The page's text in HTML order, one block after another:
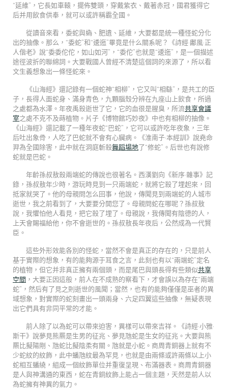
“延維”，它長如車轅，擺佈雙頭，穿戴紫衣、戴著赤冠，國君獲得它
后并用飲食供奉，就可以或許稱霸全國。
從讀音來看，委蛇與蟡、肥遺、延維，大要都是統一種怪蛇分化
出的抽像。那么，“委蛇”和“逶迤”畢竟是什么關系呢？《詩經·鄘風·正
人偕老》說“委委佗佗，如山如河”，“委佗”也就是“逶迤”，是一個描述
途徑波折的聯綿詞。大要戰國人曾經不清楚這個詞的來源了，所以看
文生義想象出一條怪蛇來。
《山海經》還記錄有一個蛇神“相柳”，它又叫“相繇”，是共工的臣
子，長得人面蛇身、滿身青色，九顆腦殼分辨在九座山上飲食，所過
之處都為水澤。年夜禹殺逝世了它，它的血很是腥臭，所流共享會議
室之處不克不及蒔植物。片子《博物館巧妙夜》中也有相柳的抽像。
《山海經》還記載了一種年夜蛇“巴蛇”，它可以或許吃年夜象，三年
后吐出象骨，人吃了巴蛇就不會有心臟病。《淮南子·本經訓》說堯命
羿為全國除害，此中就在洞庭斬殺舞蹈場地了“修蛇”。后世也有說修
蛇就是巴蛇。
年齡孫叔敖殺兩端蛇的傳說也很著名。西漢劉向《新序·雜事》記
錄，孫叔敖年少時，游玩時見到一只兩端蛇，就將它殺了埋起來，回
抵家就哭了。他的母親問怎么回事，他說，傳聞見到兩端蛇的人城市
逝世，我之前看到了，大要要分開您了。母親問蛇在哪呢？孫叔敖
說，我懼怕他人看見，把它殺了埋了。母親說，我傳聞有陰德的人，
上天會賜福給他，你不會逝世的。孫叔敖長年夜后，公然成為一代賢
臣。
這些外形效能各別的怪蛇，當然不會是真正的存在的，只是前人
基于實際的想象，有的能夠源于耳食之言，此刻也有以“兩端蛇”定名
的植物，但它并非真正擁有兩個頭，而是尾巴與頭長得有些類似共享
空間 ，大要正因這般，前人在不成熟的察看下，才會誤以為存在“兩端
蛇”，然后有了見之則逝世的風聞；當然，也有的能夠僅僅是巫者的異
域想象，對實際的蛇刻畫出一頭兩身、六足四翼這些抽像，無疑表現
出它們具有非同平常的才能。
前人除了以為蛇可以帶來迫害，異樣可以帶來吉祥。《詩經·小雅·
斯干》說夢見熊羆是生男的征兆、夢見虺蛇是生女的征兆。大要與熊
羆比擬陽剛、虺蛇比擬陰柔有關。虺就是小蛇。商周青銅器上就有不
少蛇紋的紋飾，此中蟠虺紋最為罕見，也就是由兩條或許兩條以上小
蛇相互蟠繞，組成一個紋飾單位并重復呈現、布滿器表。商周青銅器
是人與神溝通的東西，蛇在青銅紋飾上能占一個主題，天然是前人以
為蛇擁有神異的氣力。